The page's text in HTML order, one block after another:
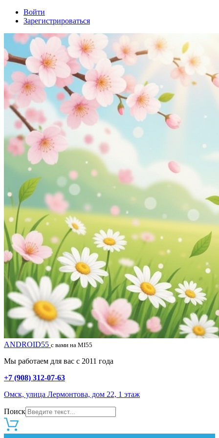
Войти
Зарегистрироваться
ANDROID55 с вами на MI55
Мы работаем для вас с 2011 года
+7 (908) 312-07-63
Омск, улица Лермонтова, дом 22, 1 этаж
Поиск